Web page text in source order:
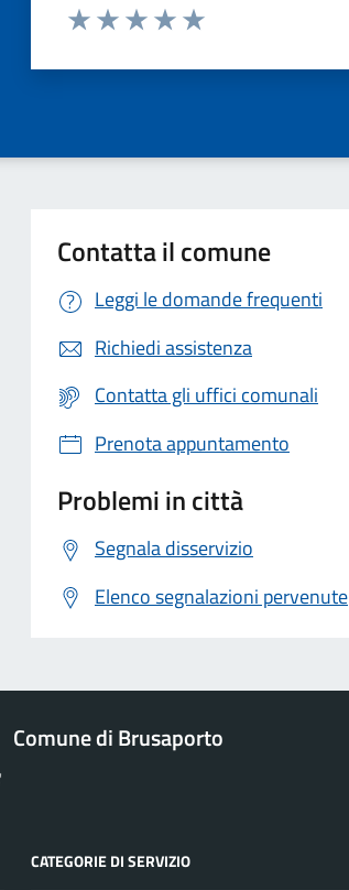
Valuta da 1 a 5 stelle la pagina
Contatta il comune
Leggi le domande frequenti
Richiedi assistenza
Contatta gli uffici comunali
Prenota appuntamento
Problemi in città
Segnala disservizio
Elenco segnalazioni pervenute
Comune di Brusaporto
CATEGORIE DI SERVIZIO